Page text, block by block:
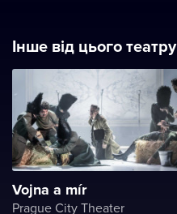
Інше від цього театру
Vojna a mír
Prague City Theater